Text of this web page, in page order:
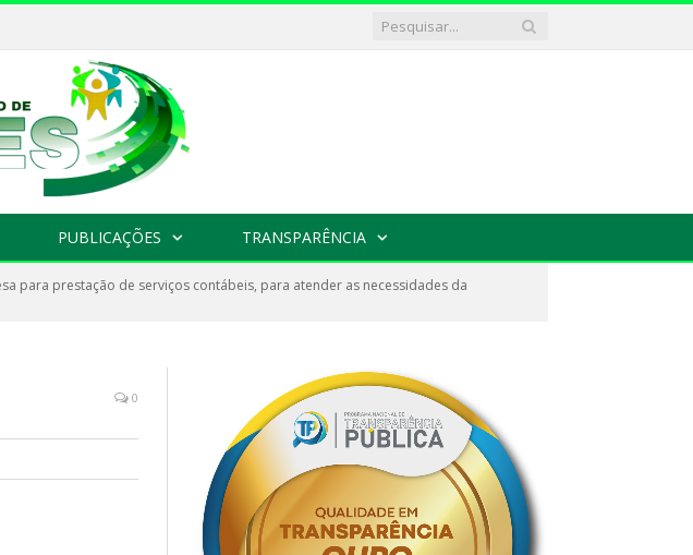
PUBLICAÇÕES TRANSPARÊNCIA
para prestação de serviços contábeis, para atender as necessidades da
0